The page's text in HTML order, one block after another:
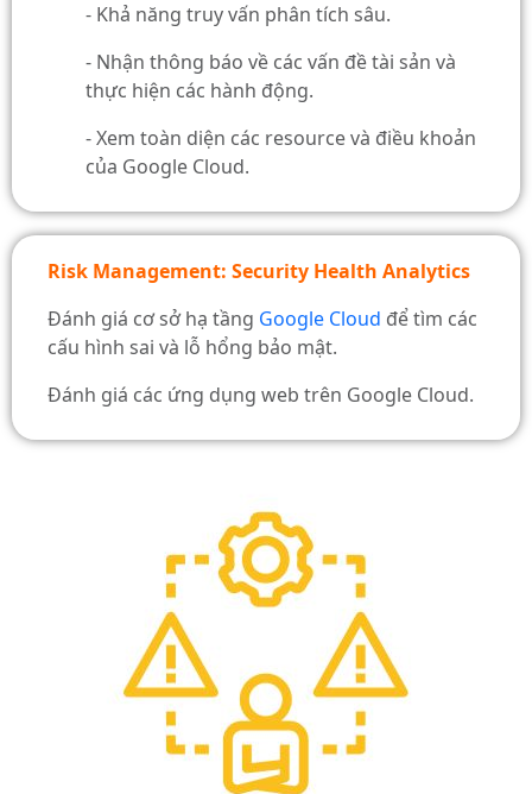
- Khả năng truy vấn phân tích sâu.
- Nhận thông báo về các vấn đề tài sản và
thực hiện các hành động.
- Xem toàn diện các resource và điều khoản
của Google Cloud.
Risk Management: Security Health Analytics
Đánh giá cơ sở hạ tầng Google Cloud để tìm các
cấu hình sai và lỗ hổng bảo mật.
Đánh giá các ứng dụng web trên Google Cloud.